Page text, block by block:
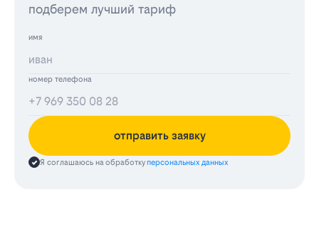
подберем лучший тариф
имя
номер телефона
отправить заявку
Я соглашаюсь на обработкуперсональных данных